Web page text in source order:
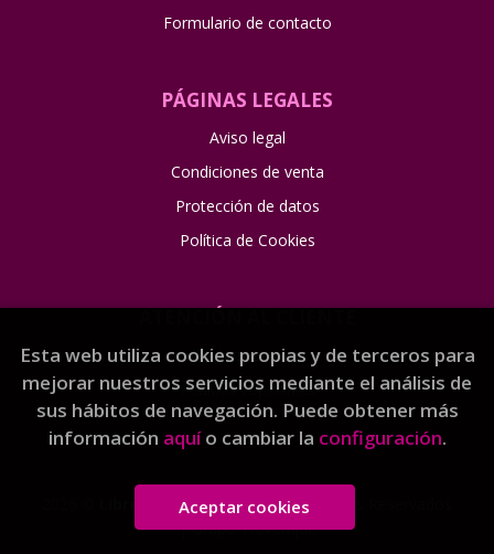
Formulario de contacto
PÁGINAS LEGALES
Aviso legal
Condiciones de venta
Protección de datos
Política de Cookies
Quiénes somos
Pedidos especiales
Librería Gama. Todos los Derechos Reservados
|Grupo Trevenque
Esta web utiliza cookies propias y de terceros para
mejorar nuestros servicios mediante el análisis de
sus hábitos de navegación. Puede obtener más
información aquío cambiar la configuración.
Aceptar cookies